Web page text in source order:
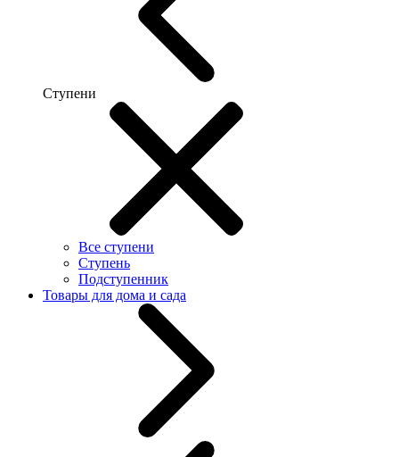
Ступени
Все ступени
Ступень
Подступенник
Товары для дома и сада